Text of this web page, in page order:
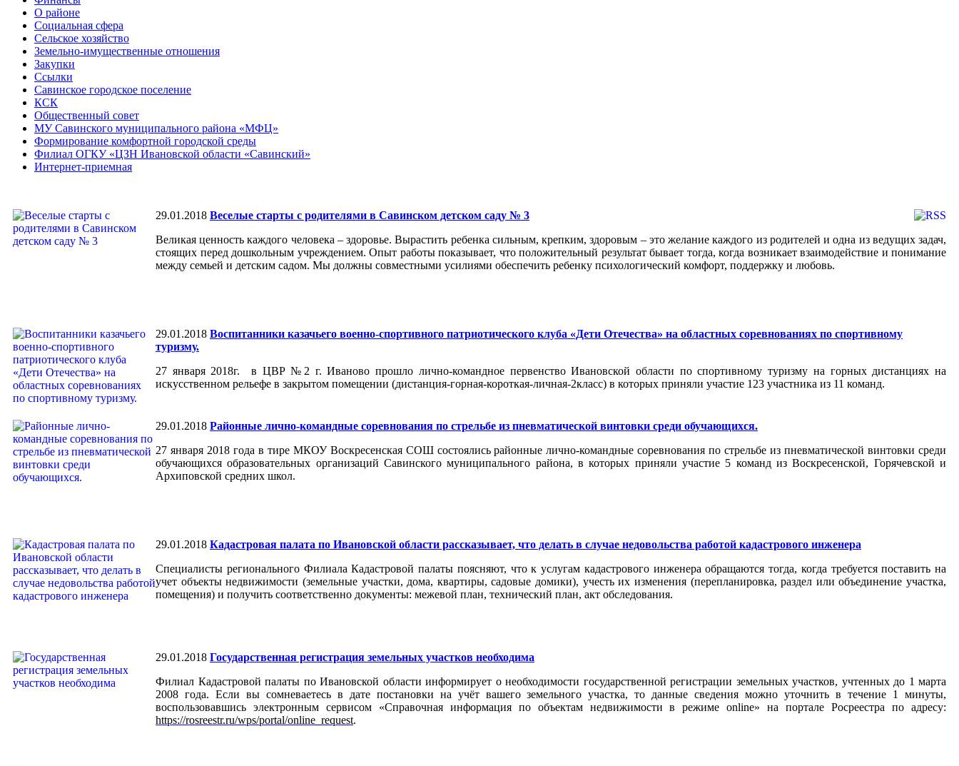
О районе
Социальная сфера
Сельское хозяйство
Земельно-имущественные отношения
Закупки
Ссылки
Савинское городское поселение
КСК
Общественный совет
МУ Савинского муниципального района «МФЦ»
Формирование комфортной городской среды
Филиал ОГКУ «ЦЗН Ивановской области «Савинский»
Интернет-приемная
29.01.2018 Веселые старты с родителями в Савинском детском саду № 3
Великая ценность каждого человека – здоровье. Вырастить ребенка сильным, крепким, здоровым – это желание каждого из родителей и одна из ведущих задач,
стоящих перед дошкольным учреждением. Опыт работы показывает, что положительный результат бывает тогда, когда возникает взаимодействие и понимание
между семьей и детским садом. Мы должны совместными усилиями обеспечить ребенку психологический комфорт, поддержку и любовь.
29.01.2018 Воспитанники казачьего военно-спортивного патриотического клуба «Дети Отечества» на областных соревнованиях по спортивному
туризму.
27 января 2018г. в ЦВР №2 г. Иваново прошло лично-командное первенство Ивановской области по спортивному туризму на горных дистанциях на
искусственном рельефе в закрытом помещении (дистанция-горная-короткая-личная-2класс) в которых приняли участие 123 участника из 11 команд.
29.01.2018 Районные лично-командные соревнования по стрельбе из пневматической винтовки среди обучающихся.
27 января 2018 года в тире МКОУ Воскресенская СОШ состоялись районные лично-командные соревнования по стрельбе из пневматической винтовки среди
обучающихся образовательных организаций Савинского муниципального района, в которых приняли участие 5 команд из Воскресенской, Горячевской и
Архиповской средних школ.
29.01.2018 Кадастровая палата по Ивановской области рассказывает, что делать в случае недовольства работой кадастрового инженера
Специалисты регионального Филиала Кадастровой палаты поясняют, что к услугам кадастрового инженера обращаются тогда, когда требуется поставить на
учет объекты недвижимости (земельные участки, дома, квартиры, садовые домики), учесть их изменения (перепланировка, раздел или объединение участка,
помещения) и получить соответственно документы: межевой план, технический план, акт обследования.
29.01.2018 Государственная регистрация земельных участков необходима
Филиал Кадастровой палаты по Ивановской области информирует о необходимости государственной регистрации земельных участков, учтенных до 1 марта
2008 года. Если вы сомневаетесь в дате постановки на учёт вашего земельного участка, то данные сведения можно уточнить в течение 1 минуты,
воспользовавшись электронным сервисом «Справочная информация по объектам недвижимости в режиме online» на портале Росреестра по адресу:
https://rosreestr.ru/wps/portal/online_request.